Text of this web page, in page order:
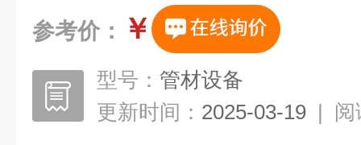
参考价： ￥
型号： 管材设备
更新时间： 2025-03-19 | 阅